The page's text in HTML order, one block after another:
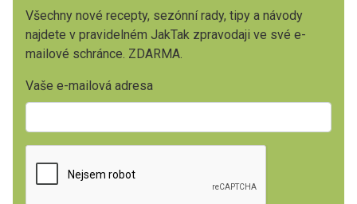
Všechny nové recepty, sezónní rady, tipy a návody
najdete v pravidelném JakTak zpravodaji ve své e-
mailové schránce. ZDARMA.
Vaše e-mailová adresa